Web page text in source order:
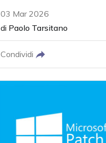
03 Mar 2026
di Paolo Tarsitano
Condividi